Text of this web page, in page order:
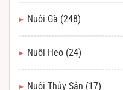
Nuôi Gà (248)
Nuôi Heo (24)
Nuôi Thủy Sản (17)